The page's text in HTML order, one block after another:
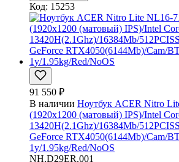
Код: 15253
91 550 ₽
В наличии Ноутбук ACER Nitro
(1920x1200 (матовый) IPS)/Intel
13420H(2.1Ghz)/16384Mb/
GeForce RTX4050(6144Mb)/Cam/
1y/1.95kg/Red/NoOS
NH.D29ER.001